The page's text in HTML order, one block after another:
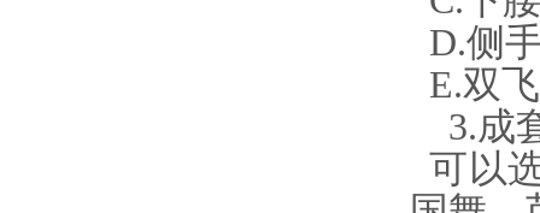
D.侧
E.双
3.成
可以